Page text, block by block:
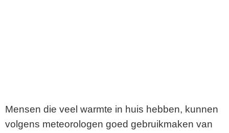
Mensen die veel warmte in huis hebben, kunnen
volgens meteorologen goed gebruikmaken van